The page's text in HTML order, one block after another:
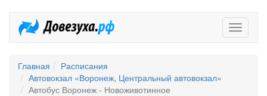
Главная
Расписания
Автовокзал «Воронеж, Центральный автовокзал»
Автобус Воронеж - Новоживотинное